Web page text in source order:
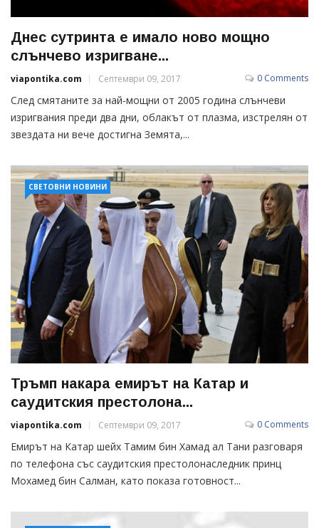
Днес сутринта е имало ново мощно
слънчево изригване...
viapontika.com Септември 09, 2017 0 Comments
След смятаните за най-мощни от 2005 година слънчеви
изригвания преди два дни, облакът от плазма, изстрелян от
звездата ни вече достигна Земята,...
СВЕТОВНИ НОВИНИ
Тръмп накара емирът на Катар и
саудитския престолона...
viapontika.com Септември 09, 2017 0 Comments
Емирът на Катар шейх Тамим бин Хамад ал Тани разговаря
по телефона със саудитския престолонаследник принц
Мохамед бин Салман, като показа готовност...